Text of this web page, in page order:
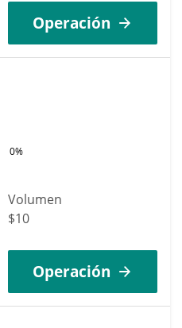
Operación
0%
Volumen
$10
Operación